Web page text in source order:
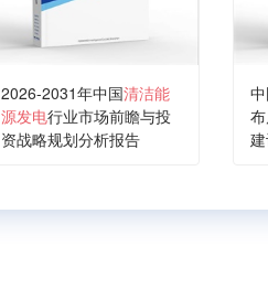
2026-2031年中国清洁能
源发电行业市场前瞻与投
资战略规划分析报告